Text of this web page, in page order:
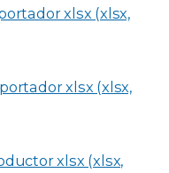
xlsx (xlsx,
xlsx (xlsx,
xlsx (xlsx,